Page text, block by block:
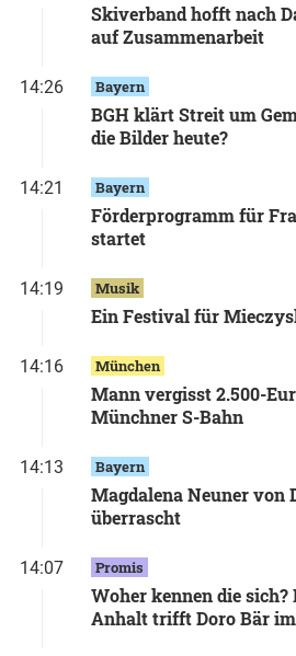
Skiverband hofft nach
auf Zusammenarbeit
14:26 Bayern
BGH klärt Streit um
die Bilder heute?
14:21 Bayern
Förderprogramm für
startet
14:19 Musik
Ein Festival für
14:16 München
Mann vergisst 2.500-
Münchner S-Bahn
14:13 Bayern
Magdalena Neuner
überrascht
14:07 Promis
Woher kennen die
Anhalt trifft Doro Bär